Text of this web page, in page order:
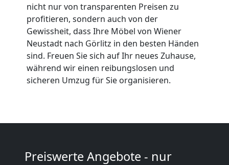
nicht nur von transparenten Preisen zu
profitieren, sondern auch von der
Gewissheit, dass Ihre Möbel von Wiener
Neustadt nach Görlitz in den besten Händen
sind. Freuen Sie sich auf Ihr neues Zuhause,
während wir einen reibungslosen und
sicheren Umzug für Sie organisieren.
Preiswerte Angebote - nur
Wiener
Neustadt
Wiener
Neustadt